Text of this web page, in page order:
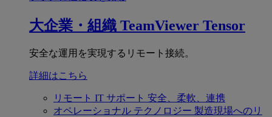
大企業・組織 TeamViewer Tensor
安全な運用を実現するリモート接続。
詳細はこちら
リモート IT サポート 安全、柔軟、連携
オペレーショナル テクノロジー 製造現場へのリ